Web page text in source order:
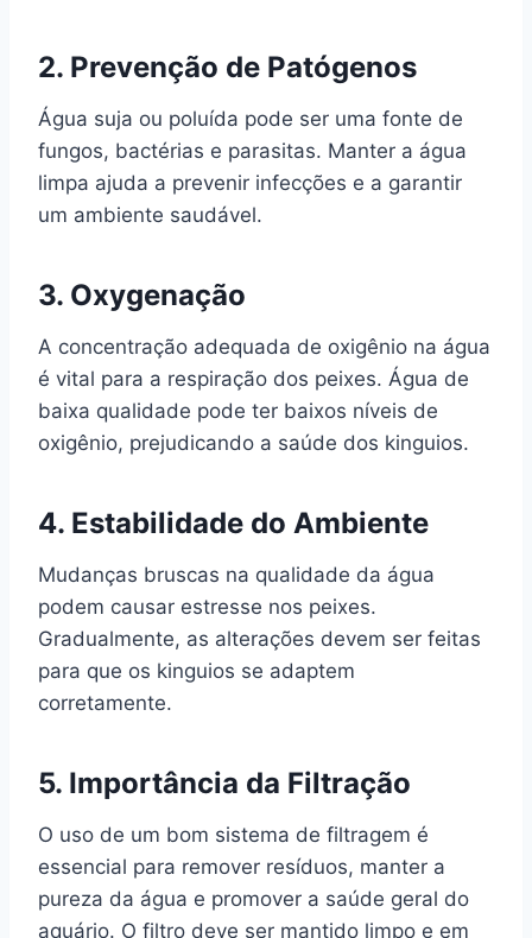
2. Prevenção de Patógenos
Água suja ou poluída pode ser uma fonte de
fungos, bactérias e parasitas. Manter a água
limpa ajuda a prevenir infecções e a garantir
um ambiente saudável.
3. Oxygenação
A concentração adequada de oxigênio na água
é vital para a respiração dos peixes. Água de
baixa qualidade pode ter baixos níveis de
oxigênio, prejudicando a saúde dos kinguios.
4. Estabilidade do Ambiente
Mudanças bruscas na qualidade da água
podem causar estresse nos peixes.
Gradualmente, as alterações devem ser feitas
para que os kinguios se adaptem
corretamente.
5. Importância da Filtração
O uso de um bom sistema de filtragem é
essencial para remover resíduos, manter a
pureza da água e promover a saúde geral do
aquário. O filtro deve ser mantido limpo e em